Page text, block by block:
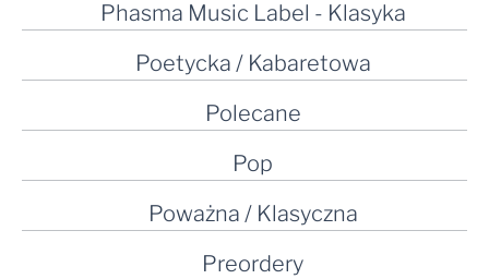
Phasma Music Label - Klasyka
Poetycka / Kabaretowa
Polecane
Pop
Poważna / Klasyczna
Preordery